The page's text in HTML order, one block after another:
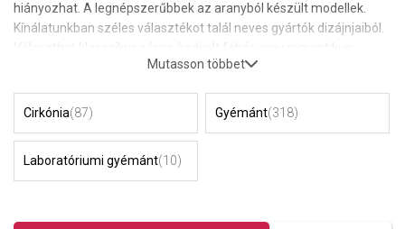
hiányozhat. A legnépszerűbbek az aranyból készült modellek.
Kínálatunkban széles választékot talál neves gyártók dizájnjaiból.
Választhat klasszikus sárga, kedvelt fehér vagy romantikus
rózsaarany gyűrűk közül. Luxus darabokat kínálunk valódi
Ha megfizethető darabot keres, gyönyörű ezüst eljegyzési
Mutasson többet
Cirkónia(87) Gyémánt(318)
Laboratóriumi gyémánt(10)